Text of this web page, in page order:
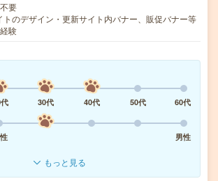
要
トのデザイン・更新サイト内バナー、販促バナー等
験
30代 40代 50代
60代
男性
もっと見る